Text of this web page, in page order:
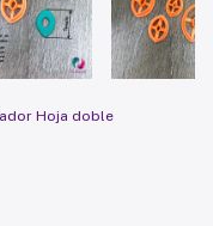
Hoja doble